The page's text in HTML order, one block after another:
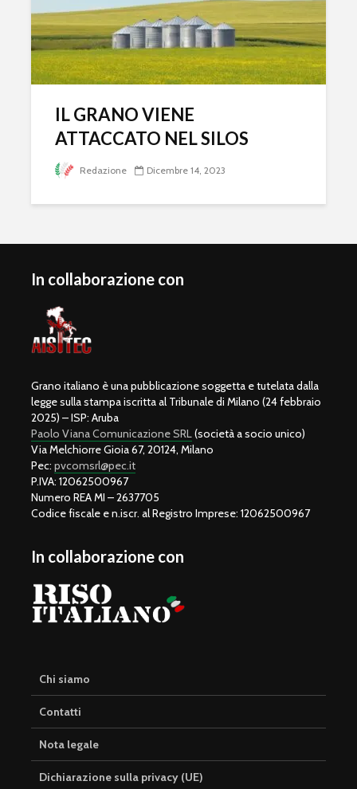
IL GRANO VIENE
ATTACCATO NEL SILOS
Redazione Dicembre 14, 2023
In collaborazione con
Grano italiano è una pubblicazione soggetta e tutelata dalla
legge sulla stampa iscritta al Tribunale di Milano (24 febbraio
2025) – ISP: Aruba
Paolo Viana Comunicazione SRL(società a socio unico)
Via Melchiorre Gioia 67, 20124, Milano
Pec: pvcomsrl@pec.it
P.IVA: 12062500967
Numero REA MI – 2637705
Codice fiscale e n.iscr. al Registro Imprese: 12062500967
In collaborazione con
Chi siamo
Contatti
Nota legale
Dichiarazione sulla privacy (UE)